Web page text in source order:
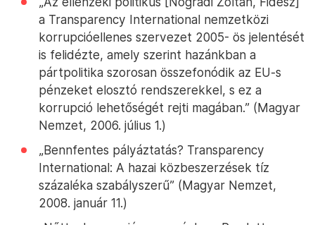
a Transparency International nemzetközi
korrupcióellenes szervezet 2005- ös jelentését
is felidézte, amely szerint hazánkban a
pártpolitika szorosan összefonódik az EU-s
pénzeket elosztó rendszerekkel, s ez a
korrupció lehetőségét rejti magában.” (Magyar
Nemzet, 2006. július 1.)
„Bennfentes pályáztatás? Transparency
International: A hazai közbeszerzések tíz
százaléka szabályszerű” (Magyar Nemzet,
2008. január 11.)